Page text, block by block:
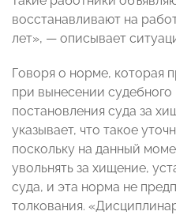
восстанавливают на
лет», — описывает
Говоря о норме, которая
при вынесении
постановления суда за
указывает, что такое
поскольку на данный
увольнять за хищение,
суда, и эта норма не
толкования.